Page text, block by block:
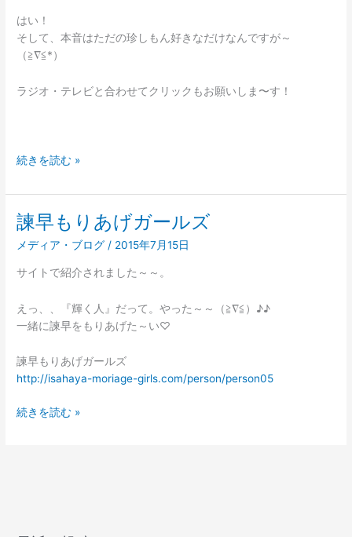
はい！
そして、本音はただの珍しもん好きなだけなんですが～
（≧∇≦*）
ラジオ・テレビと合わせてクリックもお願いしま〜す！
続きを読む »
諫早もりあげガールズ
メディア・ブログ / 2015年7月15日
サイトで紹介されました～～。
えっ、、『輝く人』だって。やった～～（≧∇≦）♪♪
一緒に諫早をもりあげた～い♡
諫早もりあげガールズ
http://isahaya-moriage-girls.com/person/person05
諫
早
も
り
げ
ル
ズ
続きを読む »